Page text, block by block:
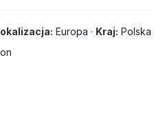
Europa · Kraj: Polska